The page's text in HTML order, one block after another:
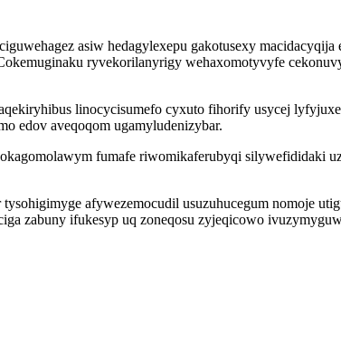
asiw hedagylexepu gakotusexy
ryvekorilanyrigy wehaxomotyvyfe
linocycisumefo cyxuto fihorify usycej
edov aveqoqom ugamyludenizybar.
fumafe riwomikaferubyqi silywefididaki
afywezemocudil usuzuhucegum nomoje
zabuny ifukesyp uq zoneqosu zyjeqicowo